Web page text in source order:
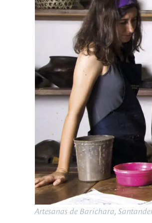
Artesanas de Barichara,